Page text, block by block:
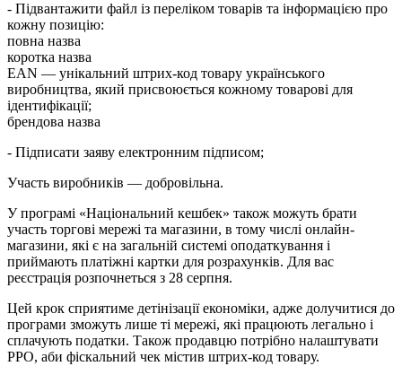
- Підвантажити файл із переліком товарів та інформацією про
кожну позицію:
повна назва
коротка назва
EAN — унікальний штрих-код товару українського
виробництва, який присвоюється кожному товарові для
ідентифікації;
брендова назва
- Підписати заяву електронним підписом;
Участь виробників — добровільна.
У програмі «Національний кешбек» також можуть брати
участь торгові мережі та магазини, в тому числі онлайн-
магазини, які є на загальній системі оподаткування і
приймають платіжні картки для розрахунків. Для вас
реєстрація розпочнеться з 28 серпня.
Цей крок сприятиме детінізації економіки, адже долучитися до
програми зможуть лише ті мережі, які працюють легально і
сплачують податки. Також продавцю потрібно налаштувати
РРО, аби фіскальний чек містив штрих-код товару.